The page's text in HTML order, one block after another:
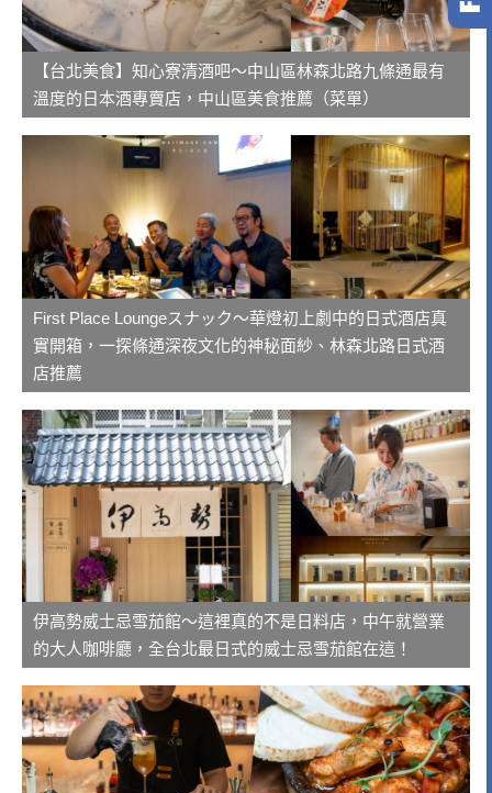
【台北美食】知心寮清酒吧～中山區林森北路九條通最有
溫度的日本酒專賣店，中山區美食推薦（菜單）
First Place Loungeスナック～華燈初上劇中的日式酒店真
實開箱，一探條通深夜文化的神秘面紗、林森北路日式酒
店推薦
伊高勢威士忌雪茄館～這裡真的不是日料店，中午就營業
的大人咖啡廳，全台北最日式的威士忌雪茄館在這！